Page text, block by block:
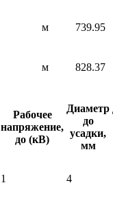
м 739.95
м 828.37
Рабочее
напряжение,
до (кВ)
Диаметр
до
усадки,
мм
1 4